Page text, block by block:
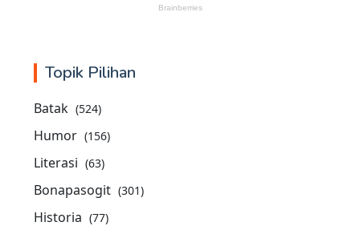
Topik Pilihan
Batak (524)
Humor (156)
Literasi (63)
Bonapasogit (301)
Historia (77)